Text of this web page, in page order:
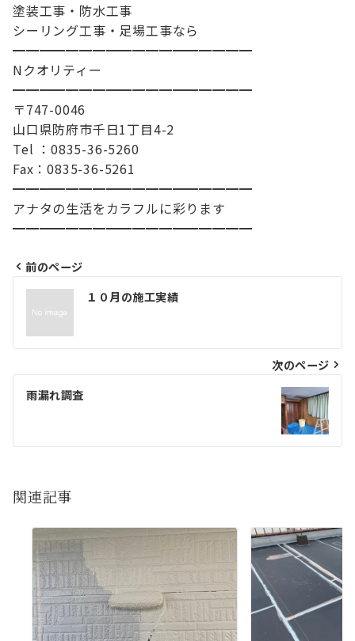
塗装工事・防水工事
シーリング工事・足場工事なら
━━━━━━━━━━━━━━━━━━
Nクオリティー
━━━━━━━━━━━━━━━━━━
〒747-0046
山口県防府市千日1丁目4-2
Tel ：0835-36-5260
Fax：0835-36-5261
━━━━━━━━━━━━━━━━━━
アナタの生活をカラフルに彩ります
━━━━━━━━━━━━━━━━━━
投
ナ
ビ
ゲ
シ
ン
前のページ
１０月の施工実績
次のページ
雨漏れ調査
関連記事